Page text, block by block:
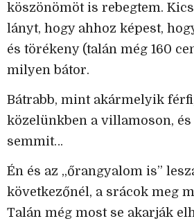
köszönömöt is rebegtem.
lányt, hogy ahhoz képest,
és törékeny (talán még 160
milyen bátor.
Bátrabb, mint akármelyik
közelünkben a villamoson,
semmit…
Én és az „őrangyalom is”
következőnél, a srácok meg
Talán még most se akarják